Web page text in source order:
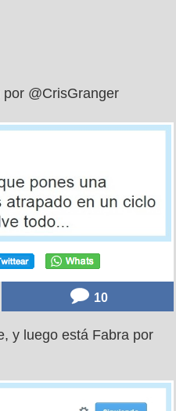
@CrisGranger
10
y luego está Fabra por